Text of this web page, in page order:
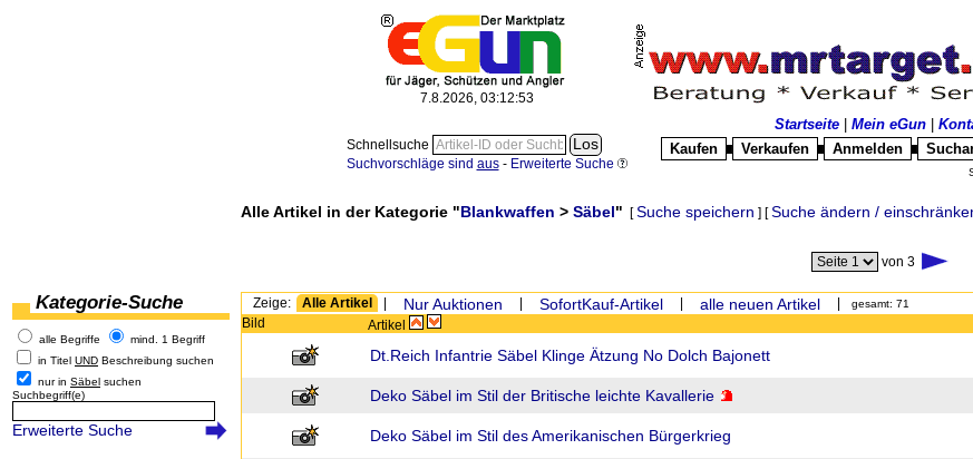
7.8.2026, 03:12:53
Schnellsuche
Suchvorschläge sind aus- Erweiterte Suche
Startseite Mein eGun
Kaufen
Verkaufen Anmelden
Alle Artikel in der Kategorie "Blankwaffen > Säbel" [Suche speichern ] [Suche ändern /
von 3
Kategorie-Suche
alle Begriffe
mind. 1 Begriff
in Titel UND Beschreibung suchen
nur in Säbel suchen
Suchbegriff(e)
Erweiterte Suche
Zeige: Alle Artikel Nur Auktionen SofortKauf-Artikel alle neuen Artikel gesamt: 71
Bild Artikel
Dt.Reich Infantrie Säbel Klinge Ätzung No Dolch Bajonett
Deko Säbel im Stil der Britische leichte Kavallerie
Deko Säbel im Stil des Amerikanischen Bürgerkrieg